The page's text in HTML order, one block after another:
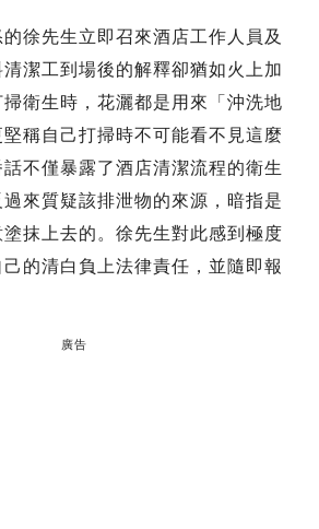
徐先生立即召來酒店工作人員及
潔工到場後的解釋卻猶如火上加
衛生時，花灑都是用來「沖洗地
稱自己打掃時不可能看不見這麼
不僅暴露了酒店清潔流程的衛生
來質疑該排泄物的來源，暗指是
抹上去的。徐先生對此感到極度
的清白負上法律責任，並隨即報
廣告